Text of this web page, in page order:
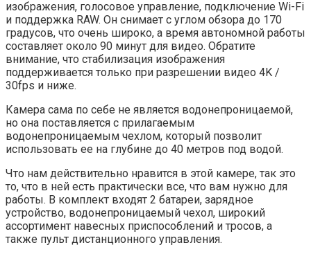
изображения, голосовое управление, подключение Wi-Fi
и поддержка RAW. Он снимает с углом обзора до 170
градусов, что очень широко, а время автономной работы
составляет около 90 минут для видео. Обратите
внимание, что стабилизация изображения
поддерживается только при разрешении видео 4K /
30fps и ниже.
Камера сама по себе не является водонепроницаемой,
но она поставляется с прилагаемым
водонепроницаемым чехлом, который позволит
использовать ее на глубине до 40 метров под водой.
Что нам действительно нравится в этой камере, так это
то, что в ней есть практически все, что вам нужно для
работы. В комплект входят 2 батареи, зарядное
устройство, водонепроницаемый чехол, широкий
ассортимент навесных приспособлений и тросов, а
также пульт дистанционного управления.